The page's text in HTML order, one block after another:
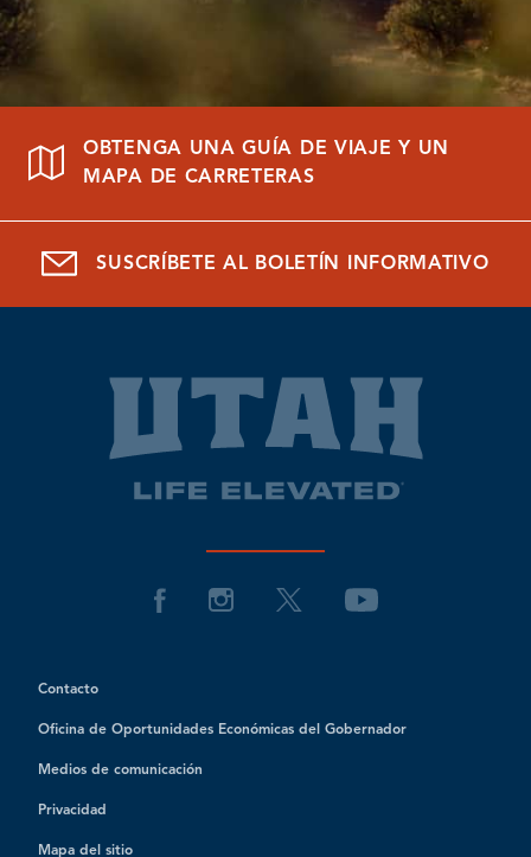
OBTENGA UNA GUÍA DE VIAJE Y UN
MAPA DE CARRETERAS
SUSCRÍBETE AL BOLETÍN INFORMATIVO
Contacto
Oficina de Oportunidades Económicas del Gobernador
Medios de comunicación
Privacidad
Mapa del sitio